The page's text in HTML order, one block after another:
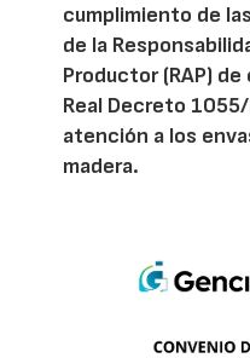
cumplimiento de
de la
Productor (RAP)
Real Decreto
atención a los
madera.